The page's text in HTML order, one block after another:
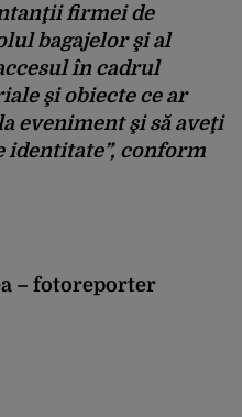
firmei de
bagajelor şi al
în cadrul
şi obiecte ce ar
eveniment şi să aveţi
identitate”, conform
– fotoreporter